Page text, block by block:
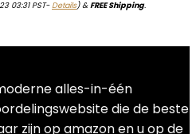
03:31 PST-Details)&FREE Shipping.
alles-in-één
die de beste
zijn op amazon en u op de